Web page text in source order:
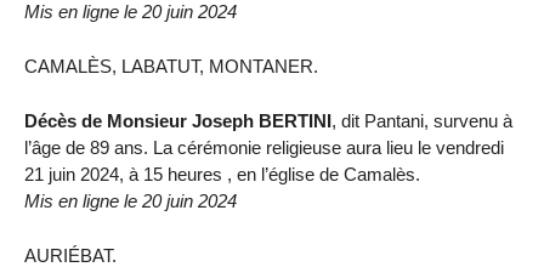
Mis en ligne le 20 juin 2024
CAMALÈS, LABATUT, MONTANER.
Décès de Monsieur Joseph BERTINI, dit Pantani, survenu à
l’âge de 89 ans. La cérémonie religieuse aura lieu le vendredi
21 juin 2024, à 15 heures , en l’église de Camalès.
Mis en ligne le 20 juin 2024
AURIÉBAT.